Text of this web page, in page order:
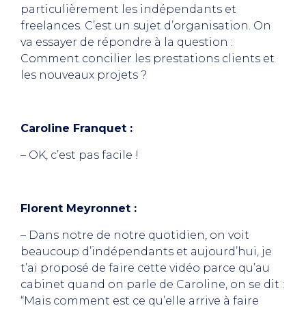
particulièrement les indépendants et
freelances. C’est un sujet d’organisation. On
va essayer de répondre à la question :
Comment concilier les prestations clients et
les nouveaux projets ?
Caroline Franquet :
– OK, c’est pas facile !
Florent Meyronnet :
– Dans notre de notre quotidien, on voit
beaucoup d’indépendants et aujourd’hui, je
t’ai proposé de faire cette vidéo parce qu’au
cabinet quand on parle de Caroline, on se dit :
“Mais comment est ce qu’elle arrive à faire